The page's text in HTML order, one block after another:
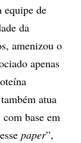
equipe de
da
amenizou o
apenas
atua
base em
paper”,